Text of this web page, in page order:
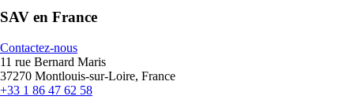
SAV en France
Contactez-nous
11 rue Bernard Maris
37270 Montlouis-sur-Loire, France
+33 1 86 47 62 58